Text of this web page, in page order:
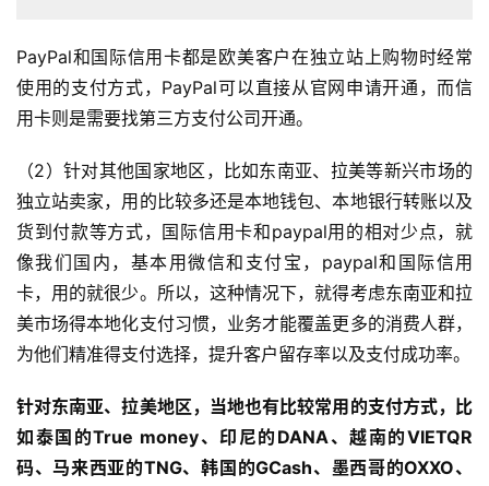
PayPal和国际信用卡都是欧美客户在独立站上购物时经常
使用的支付方式，PayPal可以直接从官网申请开通，而信
用卡则是需要找第三方支付公司开通。
（2）针对其他国家地区，比如东南亚、拉美等新兴市场的
独立站卖家，用的比较多还是本地钱包、本地银行转账以及
货到付款等方式，国际信用卡和paypal用的相对少点，就
像我们国内，基本用微信和支付宝，paypal和国际信用
卡，用的就很少。所以，这种情况下，就得考虑东南亚和拉
美市场得本地化支付习惯，业务才能覆盖更多的消费人群，
为他们精准得支付选择，提升客户留存率以及支付成功率。
针对东南亚、拉美地区，当地也有比较常用的支付方式，比
如泰国的True money、印尼的DANA、越南的VIETQR
码、马来西亚的TNG、韩国的GCash、墨西哥的OXXO、